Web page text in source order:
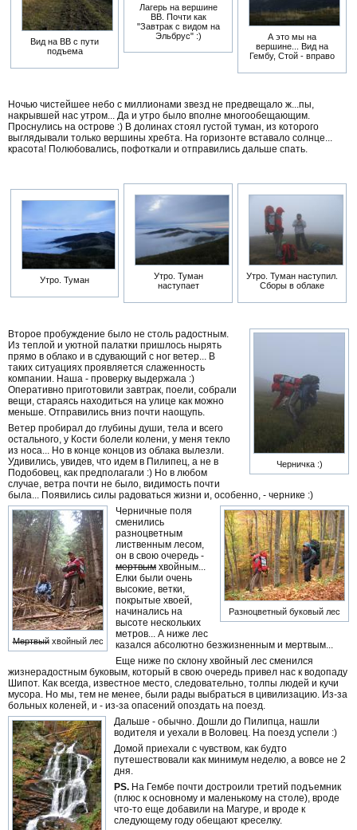
Вид на ВВ с пути
подъема
Лагерь на вершине
ВВ. Почти как
"Завтрак с видом на
Эльбрус" :)
А это мы на
вершине... Вид на
Гембу, Стой - вправо
Ночью чистейшее небо с миллионами звезд не предвещало ж...пы,
накрывшей нас утром... Да и утро было вполне многообещающим.
Проснулись на острове :) В долинах стоял густой туман, из которого
выглядывали только вершины хребта. На горизонте вставало солнце...
красота! Полюбовались, пофоткали и отправились дальше спать.
Утро. Туман
Утро. Туман
наступает
Утро. Туман наступил.
Сборы в облаке
Черничка :)
Второе пробуждение было не столь радостным.
Из теплой и уютной палатки пришлось нырять
прямо в облако и в сдувающий с ног ветер... В
таких ситуациях проявляется слаженность
компании. Наша - проверку выдержала :)
Оперативно приготовили завтрак, поели, собрали
вещи, стараясь находиться на улице как можно
меньше. Отправились вниз почти наощупь.
Ветер пробирал до глубины души, тела и всего
остального, у Кости болели колени, у меня текло
из носа... Но в конце концов из облака вылезли.
Удивились, увидев, что идем в Пилипец, а не в
Подобовец, как предполагали :) Но в любом
случае, ветра почти не было, видимость почти
была... Появились силы радоваться жизни и, особенно, - чернике :)
Разноцветный буковый лес
Мертвыйхвойный лес
Черничные поля
сменились
разноцветным
лиственным лесом,
он в свою очередь -
мертвым хвойным...
Елки были очень
высокие, ветки,
покрытые хвоей,
начинались на
высоте нескольких
метров... А ниже лес
казался абсолютно безжизненным и мертвым...
Еще ниже по склону хвойный лес сменился
жизнерадостным буковым, который в свою очередь привел нас к водопаду
Шипот. Как всегда, известное место, следовательно, толпы людей и кучи
мусора. Но мы, тем не менее, были рады выбраться в цивилизацию. Из-за
больных коленей, и - из-за опасений опоздать на поезд.
Дальше - обычно. Дошли до Пилипца, нашли
водителя и уехали в Воловец. На поезд успели :)
Домой приехали с чувством, как будто
путешествовали как минимум неделю, а вовсе не 2
дня.
PS. На Гембе почти достроили третий подъемник
(плюс к основному и маленькому на столе), вроде
что-то еще добавили на Магуре, и вроде к
следующему году обещают креселку.